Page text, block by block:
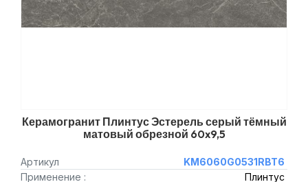
Керамогранит Плинтус Эстерель серый тёмный
матовый обрезной 60x9,5
Артикул
KM6060G0531RBT6
Применение :
Плинтус